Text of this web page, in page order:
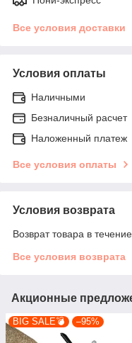
Все условия доставки
Условия оплаты
Наличными
Безналичный расчет
Наложенный платеж
Все условия оплаты
Условия возврата
Возврат товара в
Все условия возврата
Акционные
BIG SALE💣 –95%